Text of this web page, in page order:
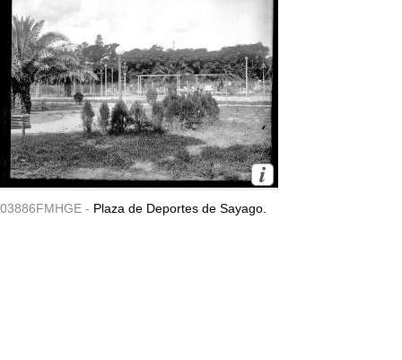
03886FMHGE - Plaza de Deportes de Sayago.